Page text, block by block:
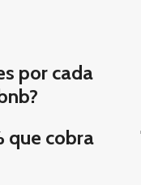
por cada
que cobra